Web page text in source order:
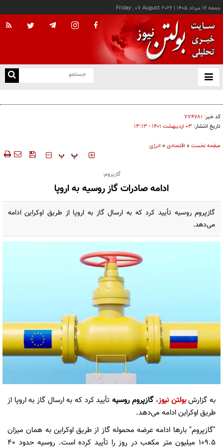
جمعه ۱۶ مرداد ۱۴۰۵ |
Friday , 07 August 2026
باز
و
کد خبر: ۷۷۴۷۸۱
تاریخ انتشار: ۰۳ ارديبهشت ۱۴۰۱ - ۱۳:۱۳
صفحه نخست » اقتصادی » انرژی
‍‍‍ پ پ
گازپروم:
ادامه صادرات گاز روسیه به اروپا
گازپروم روسیه تأیید کرد که به ارسال گاز به اروپا از طریق اوکراین ادامه
می‌دهد.
به گزارشبولتن نیوز، گازپروم روسیه تأیید کرد که به ارسال گاز به اروپا از
طریق اوکراین ادامه می‌دهد.
"گازپروم" بارها ادامه عرضه محموله گاز از طریق اوکراین به همان میزان
۱۰۹.۵ میلیون متر مکعب در روز را تأیید کرده است. روسیه حدود ۴۰